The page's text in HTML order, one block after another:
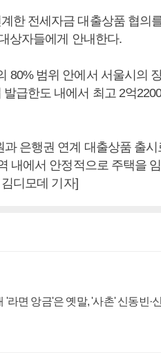
한 전세자금 대출상품 협의
상자들에게 안내한다.
80% 범위 안에서 서울시의
급한도 내에서 최고 2억
은행권 연계 대출상품 출시
내에서 안정적으로 주택을
디모데 기자]
'라면 앙금'은 옛말, '사촌' 신동빈·